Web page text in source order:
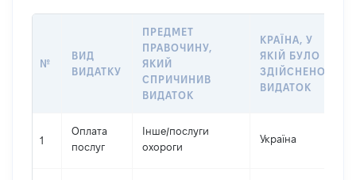
№
ВИД
ВИДАТКУ
ПРЕДМЕТ
ПРАВОЧИНУ,
ЯКИЙ
СПРИЧИНИВ
ВИДАТОК
КРАЇНА, У
ЯКІЙ БУЛО
ЗДІЙСНЕНО
ВИДАТОК
1
Оплата
послуг
Інше/послуги
охороги
Україна